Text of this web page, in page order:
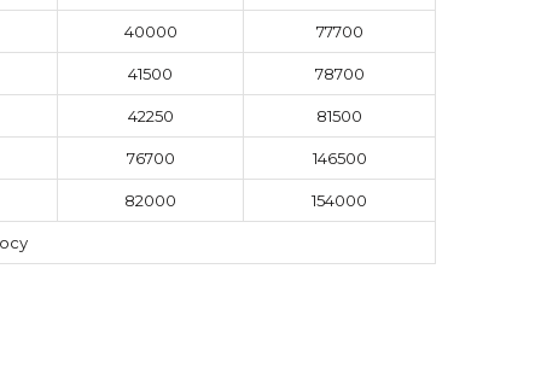
40000 77700
41500 78700
42250 81500
76700 146500
82000 154000